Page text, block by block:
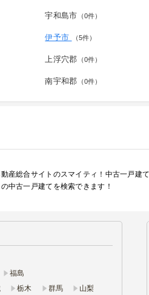
宇和島市 （0件）
伊予市 （5件）
上浮穴郡 （0件）
南宇和郡 （0件）
産総合サイトのスマイティ！中古一戸
中古一戸建てを検索できます！
福島
栃木 群馬 山梨